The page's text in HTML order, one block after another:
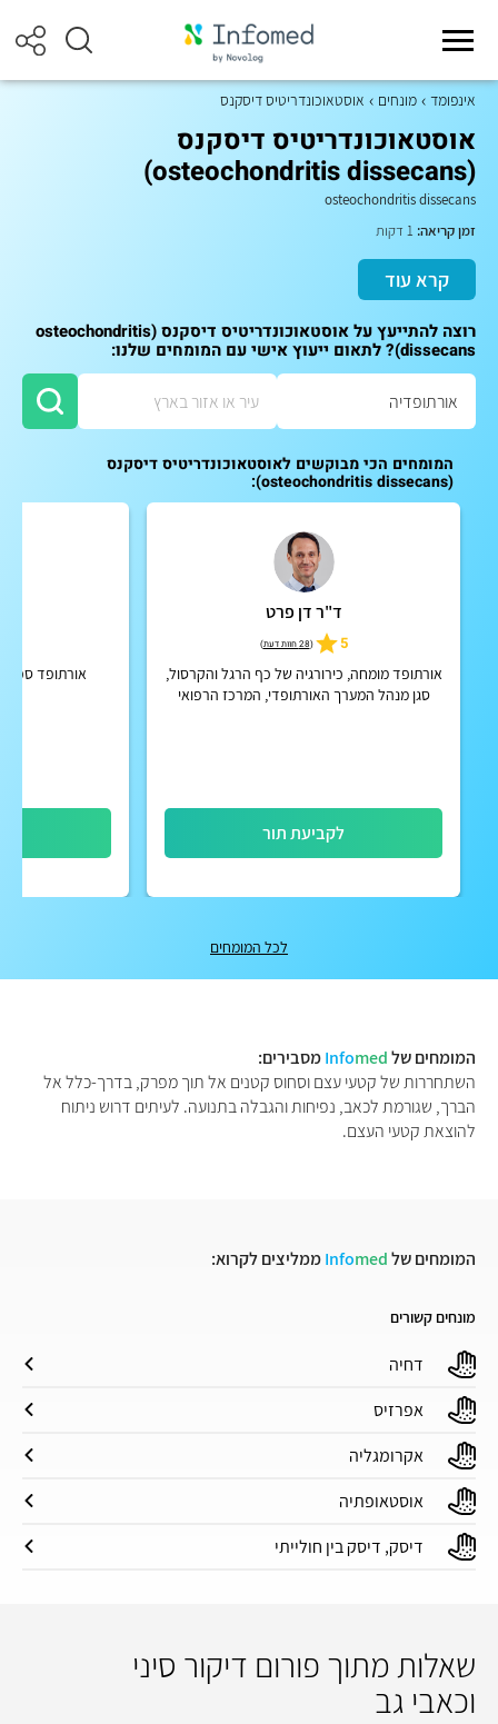
אינפומד מונחים אוסטאוכונדריטיס דיסקנס
אוסטאוכונדריטיס דיסקנס
(osteochondritis dissecans)
osteochondritis dissecans
זמן קריאה:
קרא עוד
רוצה להתייעץ על אוסטאוכונדריטיס דיסקנס (osteochondritis
dissecans)? לתאום ייעוץ אישי עם המומחים שלנו:
המומחים הכי מבוקשים לאוסטאוכונדריטיס דיסקנס
(osteochondritis dissecans):
ד"ר דן פרט
5
(28 חוות דעת )
אורתופד מומחה, כירורגיה של כף הרגל והקרסול,
סגן מנהל המערך האורתופדי, המרכז הרפואי
לקביעת תור
אורתופד
לכל המומחים
המומחים של Infomed
מסבירים:
השתחררות של קטעי עצם וסחוס קטנים אל תוך מפרק, בדרך-כלל אל
הברך, שגורמת לכאב, נפיחות והגבלה בתנועה. לעיתים דרוש ניתוח
להוצאת קטעי העצם.
המומחים של Infomed ממליצים לקרוא:
מונחים קשורים
דחיה
אפרזיס
אקרומגליה
אוסטאופתיה
דיסק, דיסק בין חולייתי
שאלות מתוך פורום דיקור סיני
וכאבי גב